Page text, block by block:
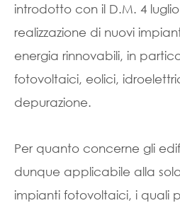
introdotto con il D.M. 4
realizzazione di nuovi
energia rinnovabili, in
fotovoltaici, eolici,
depurazione.
Per quanto concerne gli
dunque applicabile alla
impianti fotovoltaici, i quali